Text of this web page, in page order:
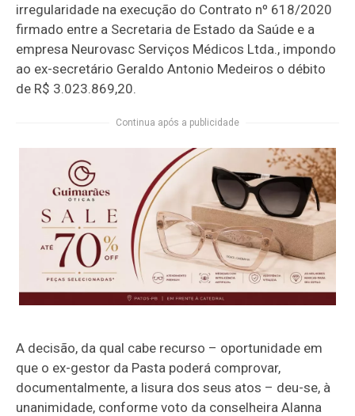
irregularidade na execução do Contrato nº 618/2020
firmado entre a Secretaria de Estado da Saúde e a
empresa Neurovasc Serviços Médicos Ltda., impondo
ao ex-secretário Geraldo Antonio Medeiros o débito
de R$ 3.023.869,20.
Continua após a publicidade
A decisão, da qual cabe recurso – oportunidade em
que o ex-gestor da Pasta poderá comprovar,
documentalmente, a lisura dos seus atos – deu-se, à
unanimidade, conforme voto da conselheira Alanna